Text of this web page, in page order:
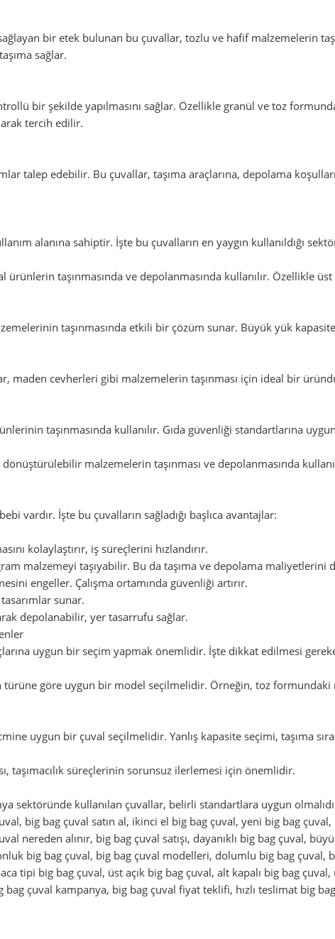
bir etek bulunan bu çuvallar, tozlu ve hafif malzemelerin
sağlar.
bir şekilde yapılmasını sağlar. Özellikle granül ve toz
tercih edilir.
talep edebilir. Bu çuvallar, taşıma araçlarına, depolama
alanına sahiptir. İşte bu çuvalların en yaygın kullanıldığı
taşınmasında ve depolanmasında kullanılır. Özellikle
taşınmasında etkili bir çözüm sunar. Büyük yük
maden cevherleri gibi malzemelerin taşınması için ideal bir
taşınmasında kullanılır. Gıda güvenliği standartlarına
malzemelerin taşınması ve depolanmasında
vardır. İşte bu çuvalların sağladığı başlıca avantajlar:
kolaylaştırır, iş süreçlerini hızlandırır.
malzemeyi taşıyabilir. Bu da taşıma ve depolama maliyetlerini
engeller. Çalışma ortamında güvenliği artırır.
sunar.
depolanabilir, yer tasarrufu sağlar.
uygun bir seçim yapmak önemlidir. İşte dikkat edilmesi
türüne göre uygun bir model seçilmelidir. Örneğin, toz formundaki
uygun bir çuval seçilmelidir. Yanlış kapasite seçimi, taşıma
taşımacılık süreçlerinin sorunsuz ilerlemesi için önemlidir.
sektöründe kullanılan çuvallar, belirli standartlara uygun
big bag çuval satın al, ikinci el big bag çuval, yeni big bag
nereden alınır, big bag çuval satışı, dayanıklı big bag çuval,
big bag çuval, big bag çuval modelleri, dolumlu big bag çuval,
tipi big bag çuval, üst açık big bag çuval, alt kapalı big bag
çuval kampanya, big bag çuval fiyat teklifi, hızlı teslimat big